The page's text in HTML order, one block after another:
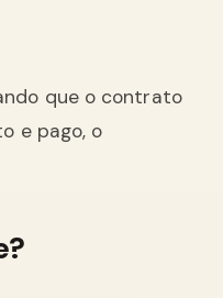
que o contrato
e pago, o